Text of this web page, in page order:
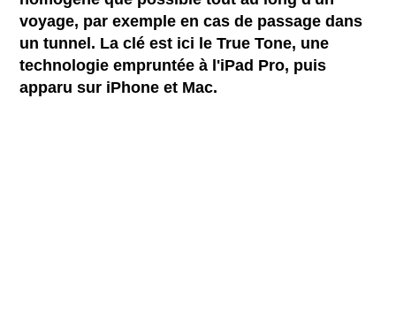
voyage, par exemple en cas de passage dans
un tunnel. La clé est ici le True Tone, une
technologie empruntée à l'iPad Pro, puis
apparu sur iPhone et Mac.